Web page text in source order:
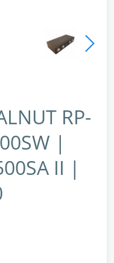
RP-
|
II |